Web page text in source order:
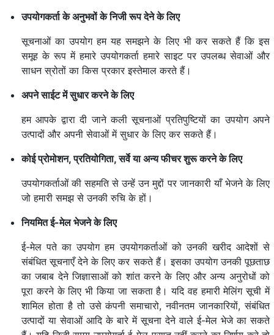
उपयोगकर्ता के अनुभवों के निजी रूप देने के लिए
सूचनाओं का उपयोग हम यह समझने के लिए भी कर सकते हैं कि इस
समूह के रूप में हमारे उपयोगकर्ता हमारे साइट पर उपलब्ध सेवाओं और
साधन स्रोतों का किस प्रकार इस्तेमाल करते हैं।
अपने साईट में सुधार करने के लिए
हम आपके द्वारा दी जाने कली सूचनाओं प्रतिपुष्टियों का उपयोग अपने
उत्पादों और अपनी सेवाओं में सुधार के लिए कर सकते हैं।
कोई प्रोमोशन,प्रतियोगिता,सर्वे या अन्य फीचर शुरू करने के लिए
उपयोगकर्ताओं की सहमति से उन्हें उन मुद्दों पर जानकारी याँ भेजने के लिए
जो हमारी समझ से उनकी रुचि के हों।
नियमित ई-मेल भेजने के लिए
ई-मेल पते का उपयोग हम उपयोगकर्ताओं को उनकी खरीद आदेशों से
संबंधित सूचनाएँ देने के लिए कर सकते हैं। इसका उपयोग उनकी पूछताछ
का जबाब देने जिज्ञासाओं को शांत करने के लिए और अन्य अनुरोधों को
पूरा करने के लिए भी किया जा सकता है। यदि वह हमारी मेलिंग सूची में
शामिल होता है तो उसे कंपनी समाचारो, नवीनतम जानकारियों, संबंधित
उत्पादों या सेवाओं आदि के बारे में सूचना देने वाले ई-मेल भेजे का सकते